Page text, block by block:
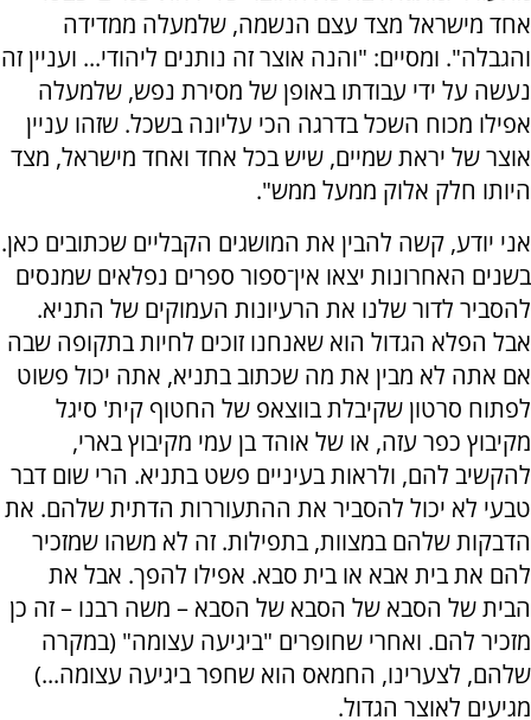
אחד מישראל מצד עצם הנשמה, שלמעלה ממדידה
והגבלה". ומסיים: "והנה אוצר זה נותנים ליהודי... ועניין זה
נעשה על ידי עבודתו באופן של מסירת נפש, שלמעלה
אפילו מכוח השכל בדרגה הכי עליונה בשכל. שזהו עניין
אוצר של יראת שמיים, שיש בכל אחד ואחד מישראל, מצד
היותו חלק אלוק ממעל ממש".
אני יודע, קשה להבין את המושגים הקבליים שכתובים כאן.
בשנים האחרונות יצאו אין־ספור ספרים נפלאים שמנסים
להסביר לדור שלנו את הרעיונות העמוקים של התניא.
אבל הפלא הגדול הוא שאנחנו זוכים לחיות בתקופה שבה
אם אתה לא מבין את מה שכתוב בתניא, אתה יכול פשוט
לפתוח סרטון שקיבלת בווצאפ של החטוף קית' סיגל
מקיבוץ כפר עזה, או של אוהד בן עמי מקיבוץ בארי,
להקשיב להם, ולראות בעיניים פשט בתניא. הרי שום דבר
טבעי לא יכול להסביר את ההתעוררות הדתית שלהם. את
הדבקות שלהם במצוות, בתפילות. זה לא משהו שמזכיר
להם את בית אבא או בית סבא. אפילו להפך. אבל את
הבית של הסבא של הסבא של הסבא – משה רבנו – זה כן
מזכיר להם. ואחרי שחופרים "ביגיעה עצומה" (במקרה
שלהם, לצערינו, החמאס הוא שחפר ביגיעה עצומה...)
מגיעים לאוצר הגדול.